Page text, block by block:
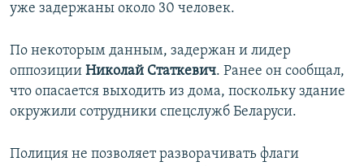
уже задержаны около 30 человек.
По некоторым данным, задержан и лидер
оппозиции Николай Статкевич. Ранее он сообщал,
что опасается выходить из дома, поскольку здание
окружили сотрудники спецслужб Беларуси.
Полиция не позволяет разворачивать флаги